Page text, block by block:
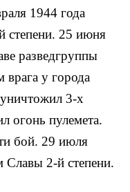
1944 года
степени. 25 июня
разведгруппы
у города
3-х
огонь пулемета.
бой. 29 июля
Славы 2-й степени.